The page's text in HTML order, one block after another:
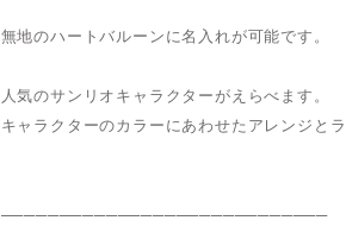
無地のハートバルーンに名入れが可能です。
人気のサンリオキャラクターがえらべます。
キャラクターのカラーにあわせたアレンジと
────────────────────────────